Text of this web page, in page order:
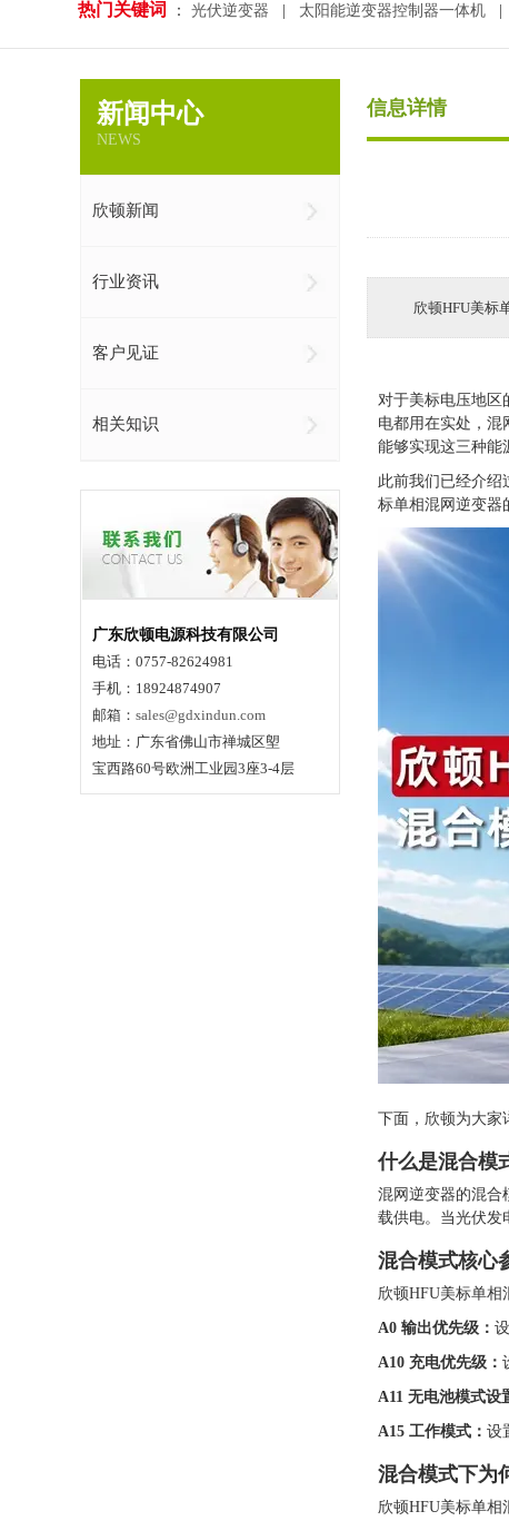
热门关键词 ： 光伏逆变器 太阳能逆变器控制器一体机
新闻中心
NEWS
欣顿新闻
行业资讯
客户见证
相关知识
广东欣顿电源科技有限公司
电话：0757-82624981
手机：18924874907
邮箱： sales@gdxindun.com
地址：广东省佛山市禅城区塱
宝西路60号欧洲工业园3座3-4层
信息详情
欣顿HFU美标
对于美标电压地区
电都用在实处，混
能够实现这三种能
此前我们已经介绍
标单相混网逆变器
下面，欣顿为大家
什么是混合模
混网逆变器的混合
载供电。当光伏发
混合模式核心
欣顿HFU美标单相
A0 输出优先级：
A10 充电优先级：
A11 无电池模式设
A15 工作模式： 设
混合模式下为
欣顿HFU美标单